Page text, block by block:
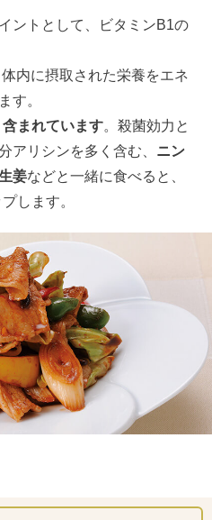
ントとして、ビタミンB1の
内に摂取された栄養をエネ
す。
まれています。殺菌効力と
アリシンを多く含む、 ニン
姜などと一緒に食べると、
します。